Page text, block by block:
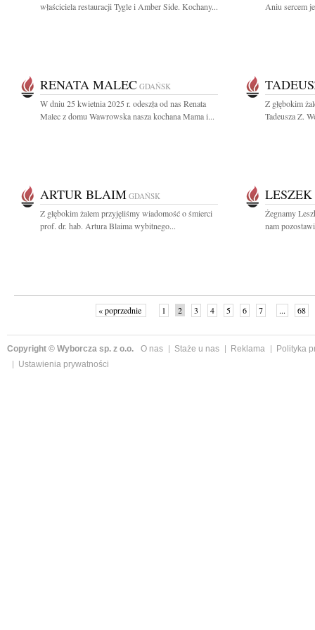
właściciela restauracji Tygle i Amber Side. Kochany... Aniu sercem
RENATA MALEC GDAŃSK
W dniu 25 kwietnia 2025 r. odeszła od nas Renata
Malec z domu Wawrowska nasza kochana Mama i...
Z głębokim
Tadeusza Z.
ARTUR BLAIM GDAŃSK
Z głębokim żalem przyjęliśmy wiadomość o śmierci
prof. dr. hab. Artura Blaima wybitnego...
LESZEK
Żegnamy
nam
« poprzednie 1 2 3 4 5 6 7 ... 68
Copyright © Wyborcza sp. z o.o. O nas Staże u nas Reklama
Polityka
Ustawienia prywatności